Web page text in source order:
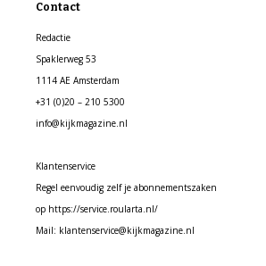
Contact
Redactie
Spaklerweg 53
1114 AE Amsterdam
+31 (0)20 – 210 5300
info@kijkmagazine.nl
Klantenservice
Regel eenvoudig zelf je abonnementszaken
op https://service.roularta.nl/
Mail: klantenservice@kijkmagazine.nl